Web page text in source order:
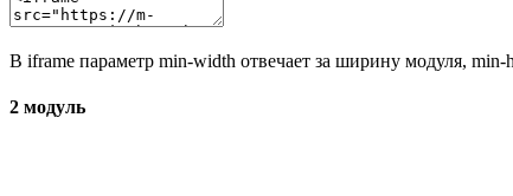
В iframe параметр min-width отвечает за ширину модуля,
2 модуль